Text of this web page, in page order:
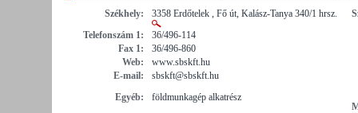
Székhely:
3358 Erdőtelek , Fő út, Kalász-Tanya 340/1 hrsz.
Telefonszám 1:
36/496-114
Fax 1:
36/496-860
Web:
www.sbskft.hu
E-mail:
sbskft@sbskft.hu
Egyéb:
földmunkagép alkatrész